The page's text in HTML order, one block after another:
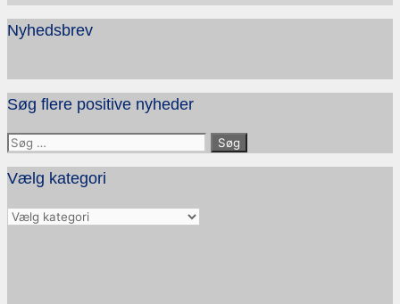
Nyhedsbrev
Søg flere positive nyheder
Søg
efter:
Vælg kategori
Vælg